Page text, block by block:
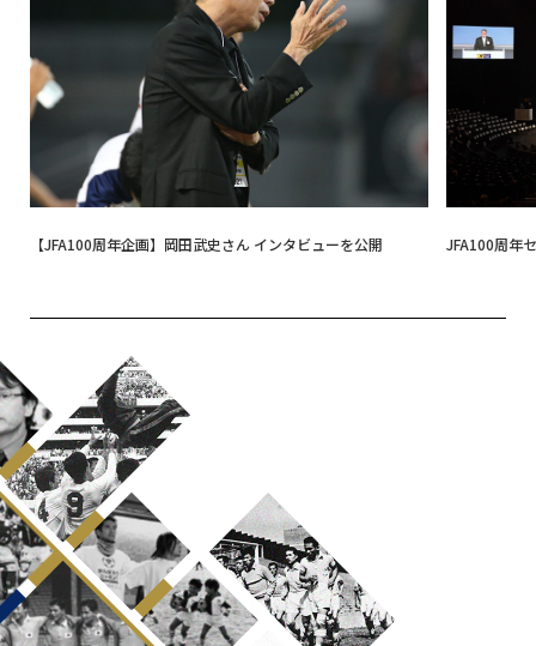
【JFA100周年企画】岡田武史さん インタビューを公開 JFA100周年